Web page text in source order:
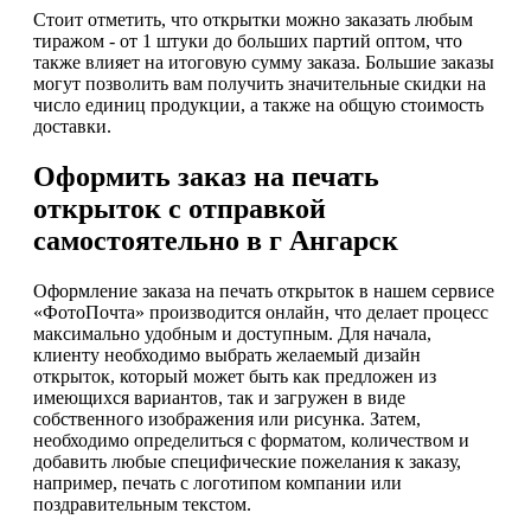
Стоит отметить, что открытки можно заказать любым
тиражом - от 1 штуки до больших партий оптом, что
также влияет на итоговую сумму заказа. Большие заказы
могут позволить вам получить значительные скидки на
число единиц продукции, а также на общую стоимость
доставки.
Оформить заказ на печать
открыток с отправкой
самостоятельно в г Ангарск
Оформление заказа на печать открыток в нашем сервисе
«ФотоПочта» производится онлайн, что делает процесс
максимально удобным и доступным. Для начала,
клиенту необходимо выбрать желаемый дизайн
открыток, который может быть как предложен из
имеющихся вариантов, так и загружен в виде
собственного изображения или рисунка. Затем,
необходимо определиться с форматом, количеством и
добавить любые специфические пожелания к заказу,
например, печать с логотипом компании или
поздравительным текстом.